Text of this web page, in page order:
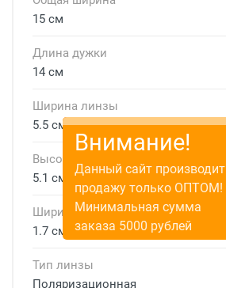
15 см
Длина дужки
14 см
Ширина линзы
5.5 см
Высота линзы
5.1 см
Ширина мостика
1.7 см
Тип линзы
Поляризационная
Внимание!
Данный сайт производит
продажу только ОПТОМ!
Минимальная сумма
заказа 5000 рублей